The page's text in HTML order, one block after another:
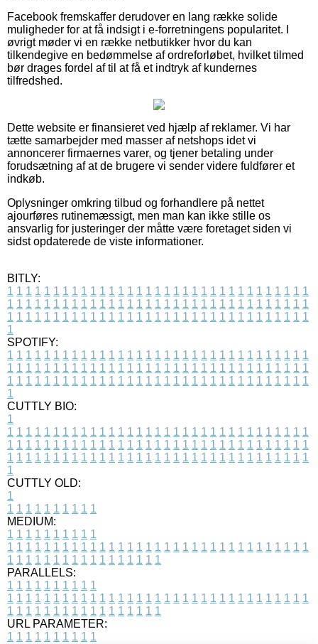
Facebook fremskaffer derudover en lang række solide
muligheder for at få indsigt i e-forretningens popularitet. I
øvrigt møder vi en række netbutikker hvor du kan
tilkendegive en bedømmelse af ordreforløbet, hvilket tilmed
bør drages fordel af til at få et indtryk af kundernes
tilfredshed.
Dette website er finansieret ved hjælp af reklamer. Vi har
tætte samarbejder med masser af netshops idet vi
annoncerer firmaernes varer, og tjener betaling under
forudsætning af at de brugere vi sender videre fuldfører et
indkøb.
Oplysninger omkring tilbud og forhandlere på nettet
ajourføres rutinemæssigt, men man kan ikke stille os
ansvarlig for justeringer der måtte være foretaget siden vi
sidst opdaterede de viste informationer.
BITLY:
1 1 1 1 1 1 1 1 1 1 1 1 1 1 1 1 1 1 1 1 1 1 1 1 1 1 1 1 1 1 1 1 1
1 1 1 1 1 1 1 1 1 1 1 1 1 1 1 1 1 1 1 1 1 1 1 1 1 1 1 1 1 1 1 1 1
1 1 1 1 1 1 1 1 1 1 1 1 1 1 1 1 1 1 1 1 1 1 1 1 1 1 1 1 1 1 1 1 1
1
SPOTIFY:
1 1 1 1 1 1 1 1 1 1 1 1 1 1 1 1 1 1 1 1 1 1 1 1 1 1 1 1 1 1 1 1 1
1 1 1 1 1 1 1 1 1 1 1 1 1 1 1 1 1 1 1 1 1 1 1 1 1 1 1 1 1 1 1 1 1
1 1 1 1 1 1 1 1 1 1 1 1 1 1 1 1 1 1 1 1 1 1 1 1 1 1 1 1 1 1 1 1 1
1
CUTTLY BIO:
1
1 1 1 1 1 1 1 1 1 1 1 1 1 1 1 1 1 1 1 1 1 1 1 1 1 1 1 1 1 1 1 1 1
1 1 1 1 1 1 1 1 1 1 1 1 1 1 1 1 1 1 1 1 1 1 1 1 1 1 1 1 1 1 1 1 1
1 1 1 1 1 1 1 1 1 1 1 1 1 1 1 1 1 1 1 1 1 1 1 1 1 1 1 1 1 1 1 1 1
1
CUTTLY OLD:
1
1 1 1 1 1 1 1 1 1 1
MEDIUM:
1 1 1 1 1 1 1 1 1 1
1 1 1 1 1 1 1 1 1 1 1 1 1 1 1 1 1 1 1 1 1 1 1 1 1 1 1 1 1 1 1 1 1
1 1 1 1 1 1 1 1 1 1 1 1 1 1 1 1 1
PARALLELS:
1 1 1 1 1 1 1 1 1 1
1 1 1 1 1 1 1 1 1 1 1 1 1 1 1 1 1 1 1 1 1 1 1 1 1 1 1 1 1 1 1 1 1
1 1 1 1 1 1 1 1 1 1 1 1 1 1 1 1 1
URL PARAMETER:
1 1 1 1 1 1 1 1 1 1